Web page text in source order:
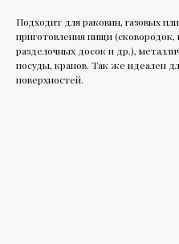
Подходит для раковин, газовых
приготовления пищи
разделочных досок и др.),
посуды, кранов. Так же идеален
поверхностей.